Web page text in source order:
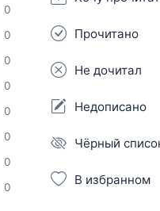
0
0
0
0
0
0
0
0
Прочитано
Не дочитал
Недописано
Чёрный
В избранном